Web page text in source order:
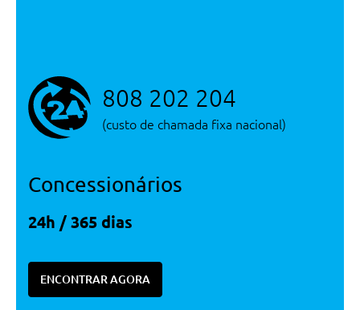
808 202 204
(custo de chamada fixa nacional)
Concessionários
24h / 365 dias
ENCONTRAR AGORA